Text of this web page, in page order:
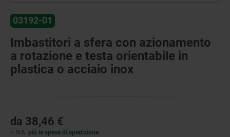
03192-01
Imbastitori a sfera con azionamento
a rotazione e testa orientabile in
plastica o acciaio inox
da 38,46 €
+ IVA più le spese di spedizione